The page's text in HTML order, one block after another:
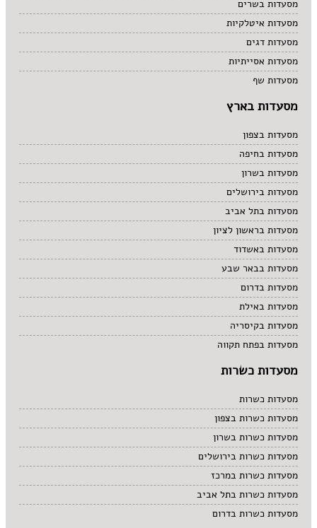
מסעדות בשרים
מסעדות איטלקיות
מסעדות דגים
מסעדות אסייתיות
מסעדות שף
מסעדות בארץ
מסעדות בצפון
מסעדות בחיפה
מסעדות בשרון
מסעדות בירושלים
מסעדות בתל אביב
מסעדות בראשון לציון
מסעדות באשדוד
מסעדות בבאר שבע
מסעדות בדרום
מסעדות באילת
מסעדות בקיסריה
מסעדות בפתח תקווה
מסעדות כשרות
מסעדות כשרות
מסעדות כשרות בצפון
מסעדות כשרות בשרון
מסעדות כשרות בירושלים
מסעדות כשרות במרכז
מסעדות כשרות בתל אביב
מסעדות כשרות בדרום